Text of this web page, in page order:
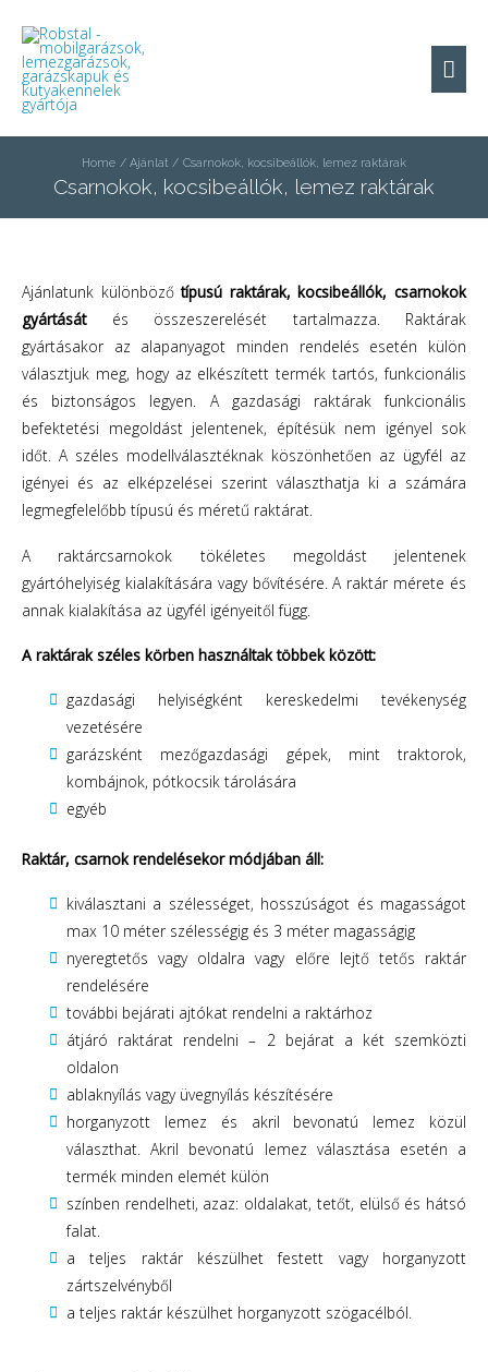
Home Ajánlat Csarnokok, kocsibeállók, lemez raktárak
Csarnokok, kocsibeállók, lemez raktárak
Ajánlatunk különbözőtípusú raktárak, kocsibeállók, csarnokok
gyártásátés összeszerelését tartalmazza. Raktárak
gyártásakor az alapanyagot minden rendelés esetén külön
választjuk meg, hogy az elkészített termék tartós, funkcionális
és biztonságos legyen. A gazdasági raktárak funkcionális
befektetési megoldást jelentenek, építésük nem igényel sok
időt. A széles modellválasztéknak köszönhetően az ügyfél az
igényei és az elképzelései szerint választhatja ki a számára
legmegfelelőbb típusú és méretű raktárat.
A raktárcsarnokok tökéletes megoldást jelentenek
gyártóhelyiség kialakítására vagy bővítésére. A raktár mérete és
annak kialakítása az ügyfél igényeitől függ.
A raktárak széles körben használtak többek között:
gazdasági helyiségként kereskedelmi tevékenység
vezetésére
garázsként mezőgazdasági gépek, mint traktorok,
kombájnok, pótkocsik tárolására
egyéb
Raktár, csarnok rendelésekor módjában áll:
kiválasztani a szélességet, hosszúságot és magasságot
max 10 méter szélességig és 3 méter magasságig
nyeregtetős vagy oldalra vagy előre lejtő tetős raktár
rendelésére
további bejárati ajtókat rendelni a raktárhoz
átjáró raktárat rendelni – 2 bejárat a két szemközti
oldalon
ablaknyílás vagy üvegnyílás készítésére
horganyzott lemez és akril bevonatú lemez közül
választhat. Akril bevonatú lemez választása esetén a
termék minden elemét külön
színben rendelheti, azaz: oldalakat, tetőt, elülső és hátsó
falat.
a teljes raktár készülhet festett vagy horganyzott
zártszelvényből
a teljes raktár készülhet horganyzott szögacélból.